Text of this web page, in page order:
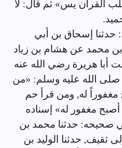
القرآن يس» ثم قال: لا
حدثنا إسحاق بن أبي
بن محمد عن هشام بن زياد
هريرة رضي الله عنه
الله عليه وسلم: «من
له, ومن قرأ حم
أصبح مغفور له» إسناده
صحيحه: حدثنا محمد بن
ثقيف, حدثنا الوليد بن